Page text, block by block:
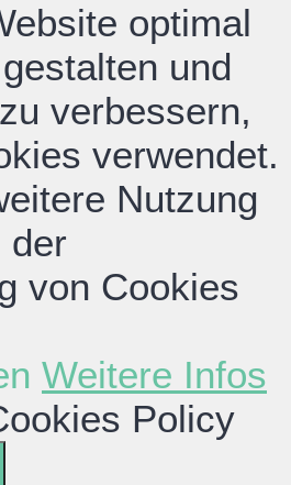
optimal
und
verbessern,
verwendet.
Nutzung
der
von Cookies
Weitere Infos
Policy